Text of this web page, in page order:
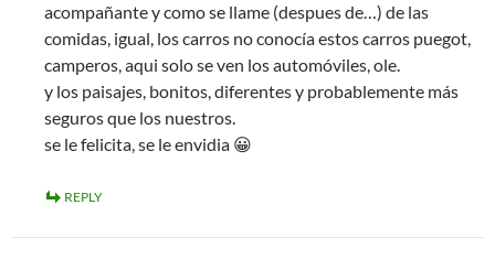
acompañante y como se llame (despues de…) de las
comidas, igual, los carros no conocía estos carros puegot,
camperos, aqui solo se ven los automóviles, ole.
y los paisajes, bonitos, diferentes y probablemente más
seguros que los nuestros.
se le felicita, se le envidia 😀
REPLY